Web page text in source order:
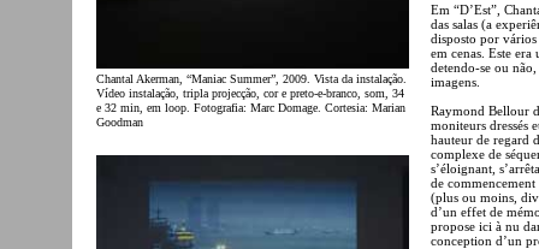
Chantal Akerman, “Maniac Summer”, 2009. Vista da instalação.
Vídeo instalação, tripla projecção, cor e preto-e-branco, som, 34
e 32 min, em loop. Fotografia: Marc Domage. Cortesia: Marian
Goodman
Em “D’Est”,
das salas (a
disposto por vários
em cenas. Este
detendo-se ou
imagens.
Raymond Bellour
moniteurs dressés
hauteur de regard
complexe de
s’éloignant,
de
(plus ou moins,
d’un effet de
propose ici à nu
conception d’un